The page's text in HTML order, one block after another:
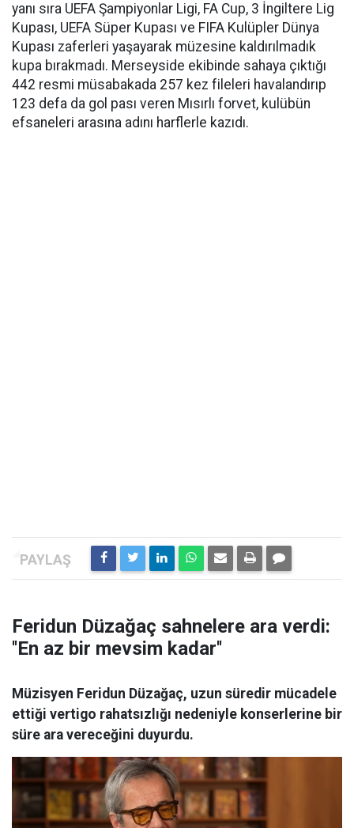
yanı sıra UEFA Şampiyonlar Ligi, FA Cup, 3 İngiltere Lig
Kupası, UEFA Süper Kupası ve FIFA Kulüpler Dünya
Kupası zaferleri yaşayarak müzesine kaldırılmadık
kupa bırakmadı. Merseyside ekibinde sahaya çıktığı
442 resmi müsabakada 257 kez fileleri havalandırıp
123 defa da gol pası veren Mısırlı forvet, kulübün
efsaneleri arasına adını harflerle kazıdı.
Feridun Düzağaç sahnelere ara verdi:
''En az bir mevsim kadar''
Müzisyen Feridun Düzağaç, uzun süredir mücadele
ettiği vertigo rahatsızlığı nedeniyle konserlerine bir
süre ara vereceğini duyurdu.